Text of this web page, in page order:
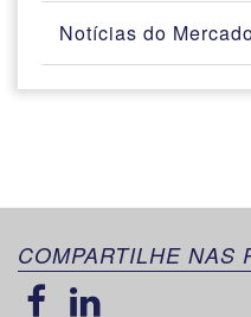
Notícias do
COMPARTILHE NAS